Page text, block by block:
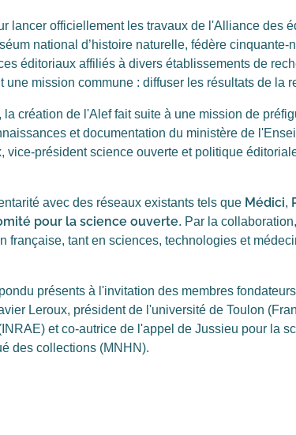
lancer officiellement les travaux de l'Alliance des
national d’histoire naturelle, fédère
éditoriaux affiliés à divers établissements de
mission commune : diffuser les résultats de la
la création de l'Alef fait suite à une mission de
et documentation du ministère de
président science ouverte et politique
avec des réseaux existants tels que Médici,
pour la science ouverte. Par la
tant en sciences, technologies et
présents à l'invitation des membres
Leroux, président de l'université de Toulon
et co-autrice de l'appel de Jussieu pour la
des collections (MNHN).